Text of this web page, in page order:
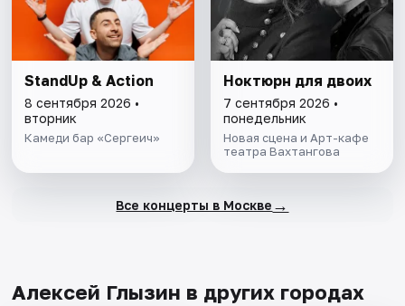
StandUp & Action
8 сентября 2026 •
вторник
Камеди бар «Сергеич»
Ноктюрн для двоих
7 сентября 2026 •
понедельник
Новая сцена и Арт-кафе
театра Вахтангова
Все концерты в Москве →
Алексей Глызин в других городах